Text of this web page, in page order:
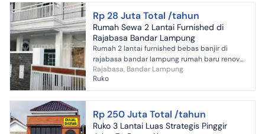
Rp 28 Juta Total /tahun
Rumah Sewa 2 Lantai Furnished di
Rajabasa Bandar Lampung
Rumah 2 lantai furnished bebas banjir di
rajabasa bandar lampung rumah baru renov
keamanan 24 jam keliling kamar 3 kamar
mandi 3 AC Spring bed Kulk...
Rajabasa, Bandar Lampung
Ruko
Rp 250 Juta Total /tahun
Ruko 3 Lantai Luas Strategis Pinggir